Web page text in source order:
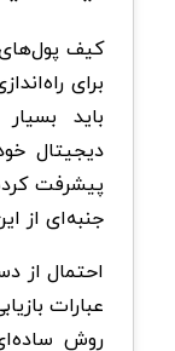
کیف
برای
باید
دیجیتال
پیشرفت
جنبه‌ای از
احتمال از
عبارات
روش